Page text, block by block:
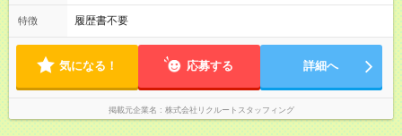
特徴 履歴書不要
気になる！ 応募する 詳細へ
掲載元企業名 株式会社リクルートスタッフィング